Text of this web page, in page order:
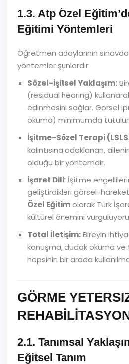
1.3. Atp Özel
Eğitimi Yöntemleri
Öğretmen adaylarının sınavda
yöntemler şunlardır:
Sözel-İşitsel Yaklaşım:
(residual hearing)
edinmesini sağlar. Görsel
okuma) minimumda tutulur.
İşitme-Sözel Terapi
kalıntısına odaklanan,
olduğu bir yöntemdir.
İşaret Dili: İşitme
geliştirdikleri görsel-
Özel Eğitimolarak Türk
kültürel önemini
Total İletişim:Bireyin
konuşma, dudak okuma ve
hepsinin bir arada
GÖRME
2.1. Tanımsal
Eğitsel Tanım